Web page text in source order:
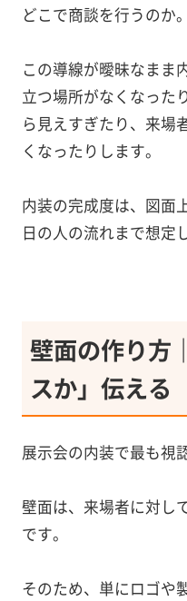
どこで商談を行うのか。
この導線が曖昧なまま
立つ場所がなくなった
ら見えすぎたり、来場
くなったりします。
内装の完成度は、図面
日の人の流れまで想定
壁面の作り方
スか」伝える
展示会の内装で最も視
壁面は、来場者に対し
です。
そのため、単にロゴや